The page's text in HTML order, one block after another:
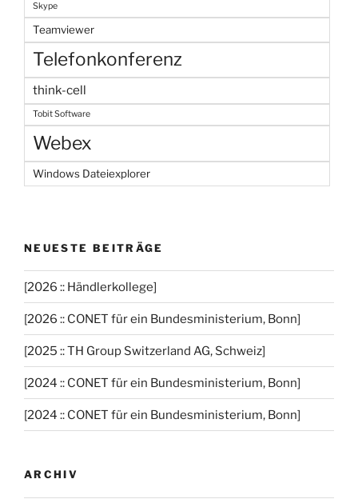
Skype
Teamviewer
Telefonkonferenz
think-cell
Tobit Software
Webex
Windows Dateiexplorer
NEUESTE BEITRÄGE
[2026 :: Händlerkollege]
[2026 :: CONET für ein Bundesministerium, Bonn]
[2025 :: TH Group Switzerland AG, Schweiz]
[2024 :: CONET für ein Bundesministerium, Bonn]
[2024 :: CONET für ein Bundesministerium, Bonn]
ARCHIV